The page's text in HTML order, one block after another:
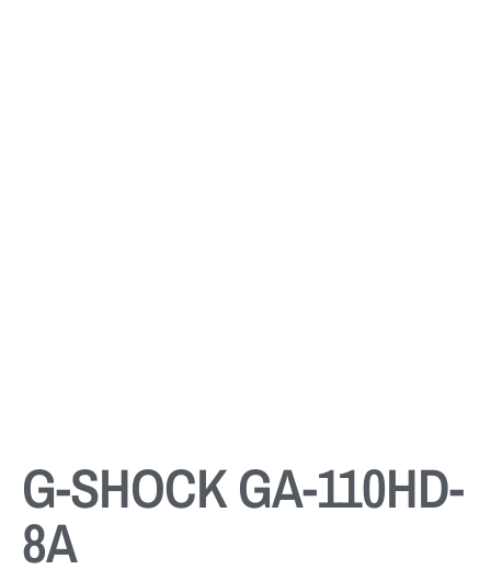
G-SHOCK GA-110HD-
8A